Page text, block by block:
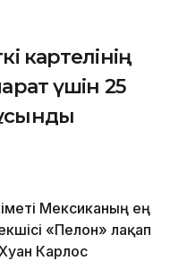
картелінің
үшін 25
Мексиканың ең
«Пелон» лақап
Карлос